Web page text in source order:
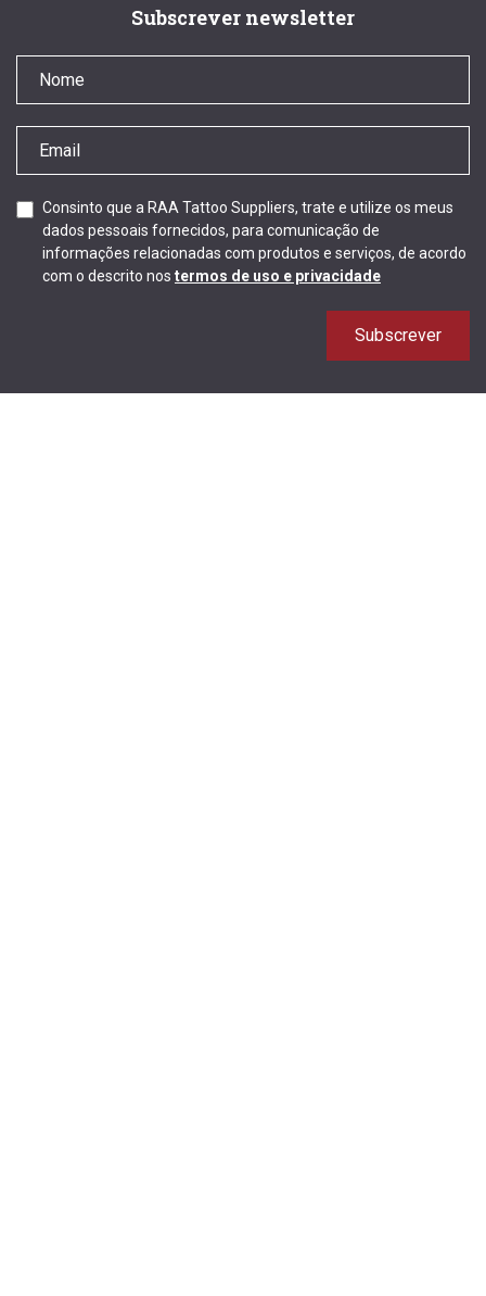
Subscrever newsletter
Consinto que a RAA Tattoo Suppliers, trate e utilize os meus
dados pessoais fornecidos, para comunicação de
informações relacionadas com produtos e serviços, de acordo
com o descrito nos termos de uso e privacidade
Subscrever